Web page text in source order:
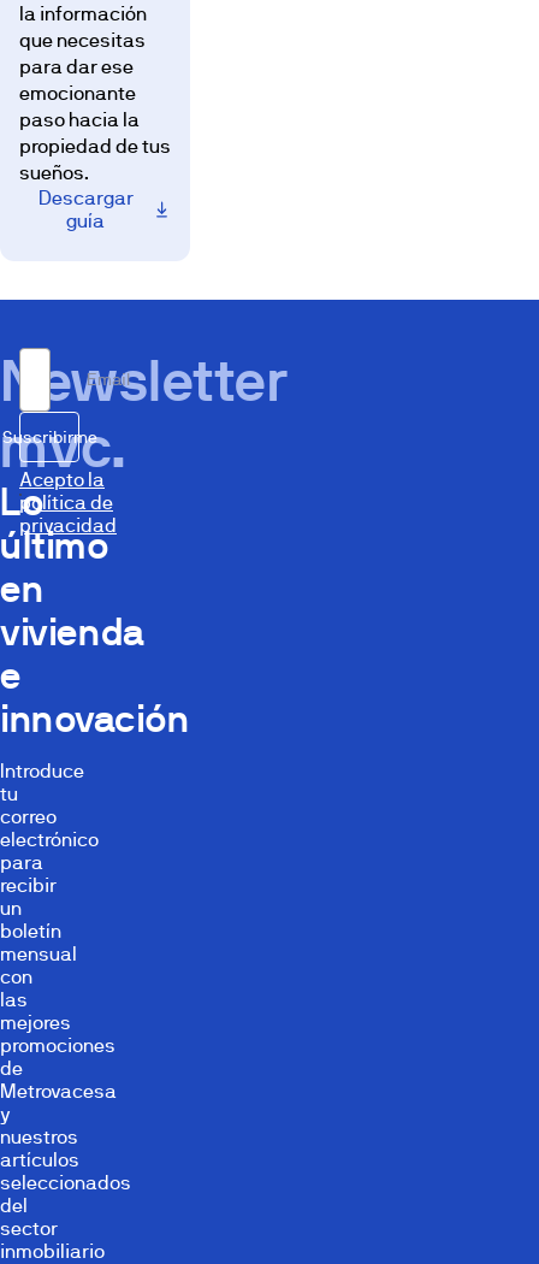
la información
que necesitas
para dar ese
emocionante
paso hacia la
propiedad de tus
sueños.
Descargar
guía
Newsletter
mvc.
Lo
último
en
vivienda
e
innovación
Introduce
tu
correo
electrónico
para
recibir
un
boletín
mensual
con
las
mejores
promociones
de
Metrovacesa
y
nuestros
artículos
seleccionados
del
sector
inmobiliario
Email
Suscribirme
Acepto la
política de
privacidad